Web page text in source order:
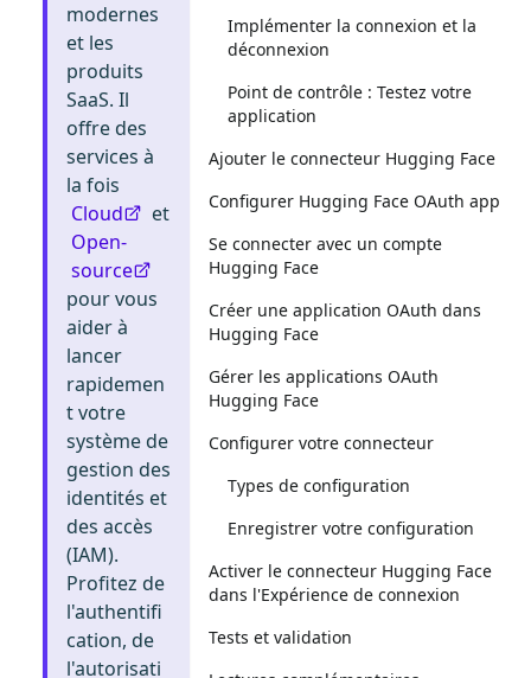
modernes
et les
produits
SaaS. Il
offre des
services à
la fois
Cloud
et
Open-
source
pour vous
aider à
lancer
rapidemen
t votre
système de
gestion des
identités et
des accès
(IAM).
Profitez de
l'authentifi
cation, de
l'autorisati
Implémenter la connexion et la
déconnexion
Point de contrôle : Testez votre
application
Ajouter le connecteur Hugging Face
Configurer Hugging Face OAuth app
Se connecter avec un compte
Hugging Face
Créer une application OAuth dans
Hugging Face
Gérer les applications OAuth
Hugging Face
Configurer votre connecteur
Types de configuration
Enregistrer votre configuration
Activer le connecteur Hugging Face
dans l'Expérience de connexion
Tests et validation